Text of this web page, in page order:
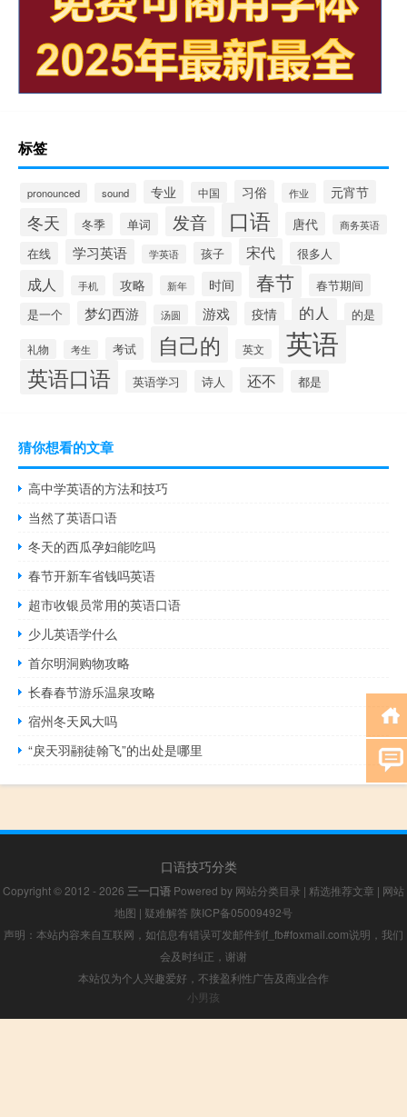
标签
pronounced sound 专业 中国 习俗 作业 元宵节
冬天 冬季 单词 发音 口语 唐代 商务英语
在线 学习英语 学英语 孩子 宋代 很多人
成人 手机 攻略 新年 时间 春节
春节期间
是一个
梦幻西游 汤圆 游戏 疫情 的人 的是
礼物 考生 考试 自己的 英文 英语
英语口语 英语学习 诗人 还不 都是
猜你想看的文章
高中学英语的方法和技巧
当然了英语口语
冬天的西瓜孕妇能吃吗
春节开新车省钱吗英语
超市收银员常用的英语口语
少儿英语学什么
首尔明洞购物攻略
长春春节游乐温泉攻略
宿州冬天风大吗
“戾天羽翮徒翰飞”的出处是哪里
口语技巧分类
Copyright © 2012 - 2026 三一口语 Powered by 网站分类目录 | 精选推荐文章 | 网站
地图 | 疑难解答 陕ICP备05009492号
声明：本站内容来自互联网，如信息有错误可发邮件到f_fb#foxmail.com说明，我们
会及时纠正，谢谢
本站仅为个人兴趣爱好，不接盈利性广告及商业合作
小男孩